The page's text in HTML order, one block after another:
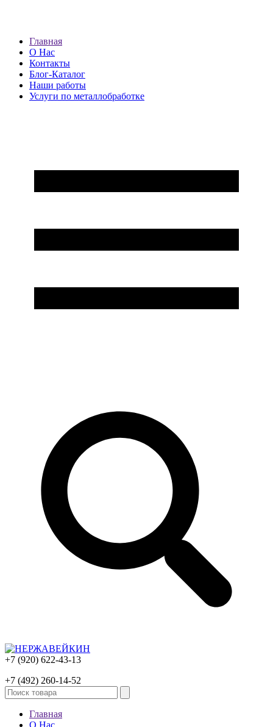
Главная
О Нас
Контакты
Блог-Каталог
Наши работы
Услуги по металлобработке
+7 (920) 622-43-13
+7 (492) 260-14-52
Главная
О Нас